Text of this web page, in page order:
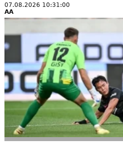
07.08.2026 10:31:00
AA